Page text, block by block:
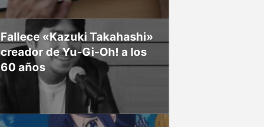
Fallece «Kazuki Takahashi»
creador de Yu-Gi-Oh! a los
60 años